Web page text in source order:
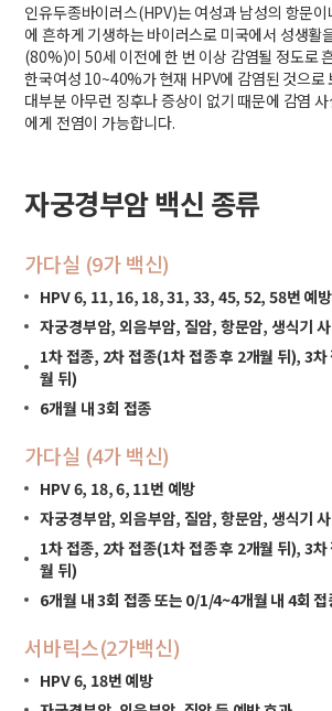
인유두종바이러스(HPV)는 여성과 남성의 항문
에 흔하게 기생하는 바이러스로 미국에서 성생활
(80%)이 50세 이전에 한 번 이상 감염될 정도로
한국여성 10~40%가 현재 HPV에 감염된 것으로
대부분 아무런 징후나 증상이 없기 때문에 감염
에게 전염이 가능합니다.
자궁경부암 백신 종류
가다실 (9가 백신)
HPV 6, 11, 16, 18, 31, 33, 45, 52, 58번 예방
자궁경부암, 외음부암, 질암, 항문암, 생식기
1차 접종, 2차 접종(1차 접종 후 2개월 뒤), 3
월 뒤)
6개월 내 3회 접종
가다실 (4가 백신)
HPV 6, 18, 6, 11번 예방
자궁경부암, 외음부암, 질암, 항문암, 생식기
1차 접종, 2차 접종(1차 접종 후 2개월 뒤), 3
월 뒤)
6개월 내 3회 접종 또는 0/1/4~4개월 내 4회 접
서바릭스(2가백신)
HPV 6, 18번 예방